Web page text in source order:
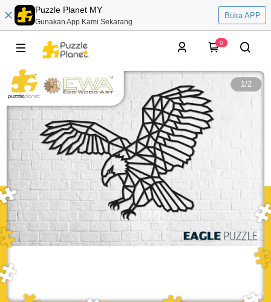
Puzzle Planet MY
Gunakan App Kami Sekarang
Buka APP
0
1/2